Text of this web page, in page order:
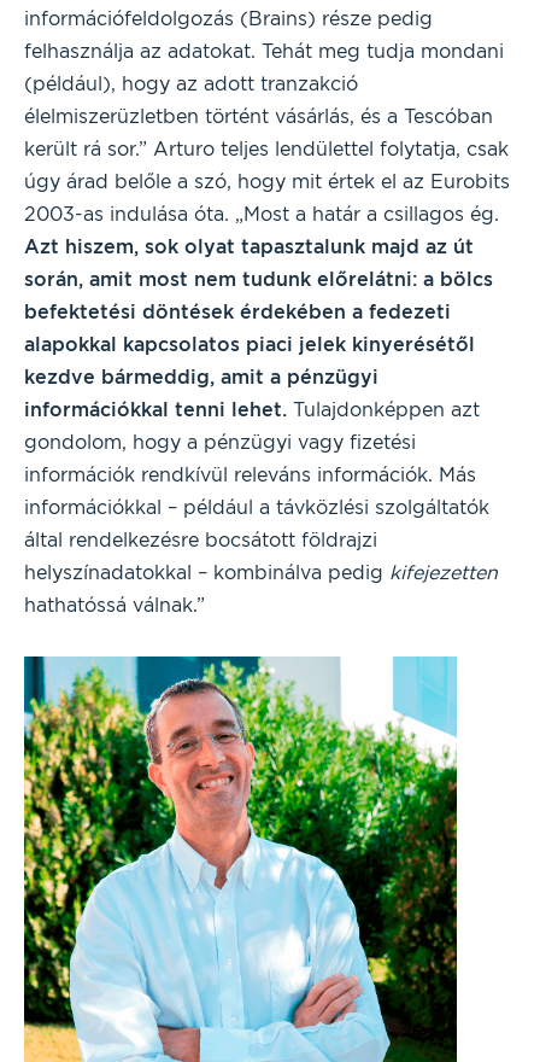
információfeldolgozás (Brains) része pedig
felhasználja az adatokat. Tehát meg tudja mondani
(például), hogy az adott tranzakció
élelmiszerüzletben történt vásárlás, és a Tescóban
került rá sor.” Arturo teljes lendülettel folytatja, csak
úgy árad belőle a szó, hogy mit értek el az Eurobits
2003-as indulása óta. „Most a határ a csillagos ég.
Azt hiszem, sok olyat tapasztalunk majd az út
során, amit most nem tudunk előrelátni: a bölcs
befektetési döntések érdekében a fedezeti
alapokkal kapcsolatos piaci jelek kinyerésétől
kezdve bármeddig, amit a pénzügyi
információkkal tenni lehet. Tulajdonképpen azt
gondolom, hogy a pénzügyi vagy fizetési
információk rendkívül releváns információk. Más
információkkal – például a távközlési szolgáltatók
által rendelkezésre bocsátott földrajzi
helyszínadatokkal – kombinálva pedig kifejezetten
hathatóssá válnak.”